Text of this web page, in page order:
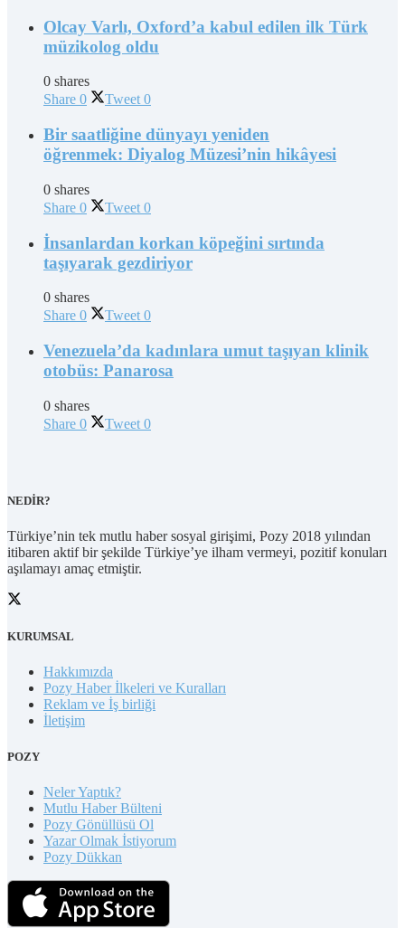
Olcay Varlı, Oxford’a kabul edilen ilk Türk
müzikolog oldu
0 shares
Share 0 Tweet 0
Bir saatliğine dünyayı yeniden
öğrenmek: Diyalog Müzesi’nin hikâyesi
0 shares
Share 0 Tweet 0
İnsanlardan korkan köpeğini sırtında
taşıyarak gezdiriyor
0 shares
Share 0 Tweet 0
Venezuela’da kadınlara umut taşıyan klinik
otobüs: Panarosa
0 shares
Share 0 Tweet 0
NEDİR?
Türkiye’nin tek mutlu haber sosyal girişimi, Pozy 2018 yılından
itibaren aktif bir şekilde Türkiye’ye ilham vermeyi, pozitif konuları
aşılamayı amaç etmiştir.
KURUMSAL
Hakkımızda
Pozy Haber İlkeleri ve Kuralları
Reklam ve İş birliği
İletişim
POZY
Neler Yaptık?
Mutlu Haber Bülteni
Pozy Gönüllüsü Ol
Yazar Olmak İstiyorum
Pozy Dükkan